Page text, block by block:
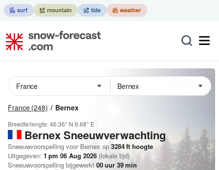
France (248) Bernex
Breedte/lengte:46.36° N 6.68° E
BernexSneeuwverwachting
Sneeuwvoorspelling voor Bernex op 3284ft hoogte
Uitgegeven: 1 pm 06 Aug 2026 (lokale tijd)
Sneeuwvoorspelling bijgewerkt 00uur 39min